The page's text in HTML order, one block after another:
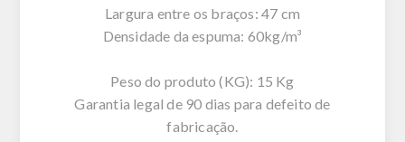
Largura entre os braços: 47 cm
Densidade da espuma: 60kg/m³
Peso do produto (KG): 15 Kg
Garantia legal de 90 dias para defeito de
fabricação.